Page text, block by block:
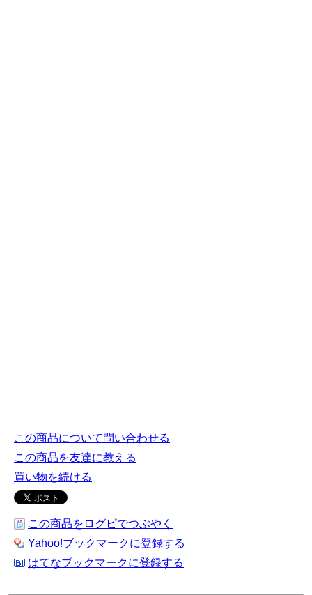
この商品について問い合わせる
この商品を友達に教える
買い物を続ける
この商品をログピでつぶやく
Yahoo!ブックマークに登録する
はてなブックマークに登録する